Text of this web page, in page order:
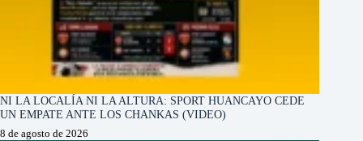
NI LA LOCALÍA NI LA ALTURA: SPORT HUANCAYO CEDE
UN EMPATE ANTE LOS CHANKAS (VIDEO)
8 de agosto de 2026